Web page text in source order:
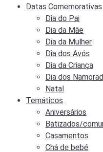
Datas Comemorativas
Dia do Pai
Dia da Mãe
Dia da Mulher
Dia dos Avós
Dia da Criança
Dia dos
Natal
Temáticos
Aniversários
Batizados/
Casamentos
Chá de bebé